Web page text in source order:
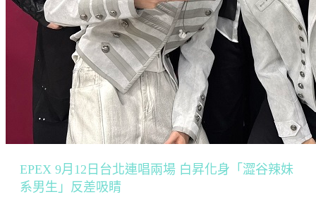
EPEX 9月12日台北連唱兩場 白昇化身「澀谷辣妹
系男生」反差吸睛